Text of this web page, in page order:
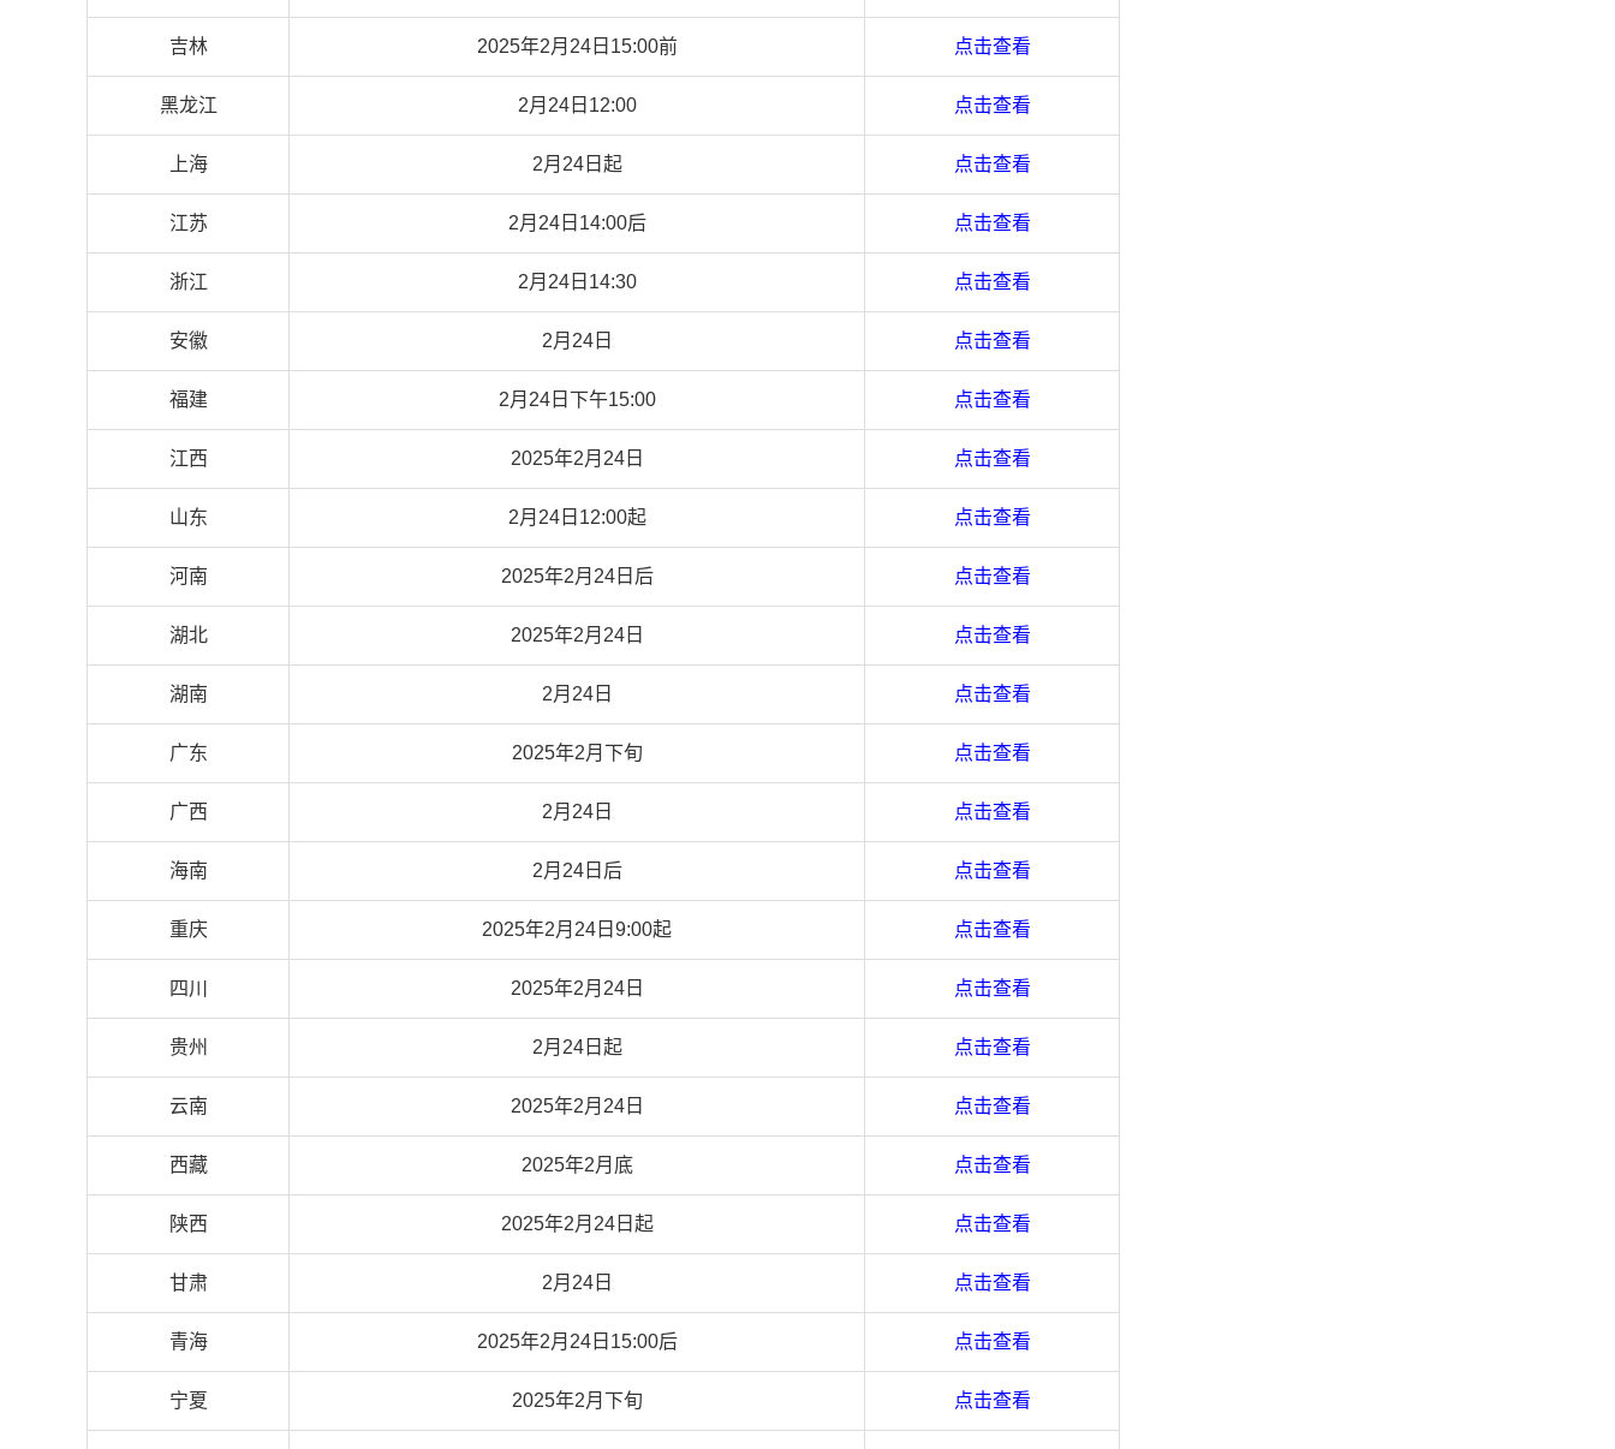
吉林 2025年2月24日15:00前 点击查看
黑龙江 2月24日12:00 点击查看
上海 2月24日起 点击查看
江苏 2月24日14:00后 点击查看
浙江 2月24日14:30 点击查看
安徽 2月24日 点击查看
福建 2月24日下午15:00 点击查看
江西 2025年2月24日 点击查看
山东 2月24日12:00起 点击查看
河南 2025年2月24日后 点击查看
湖北 2025年2月24日 点击查看
湖南 2月24日 点击查看
广东 2025年2月下旬 点击查看
广西 2月24日 点击查看
海南 2月24日后 点击查看
重庆 2025年2月24日9:00起 点击查看
四川 2025年2月24日 点击查看
贵州 2月24日起 点击查看
云南 2025年2月24日 点击查看
西藏 2025年2月底 点击查看
陕西 2025年2月24日起 点击查看
甘肃 2月24日 点击查看
青海 2025年2月24日15:00后 点击查看
宁夏 2025年2月下旬 点击查看